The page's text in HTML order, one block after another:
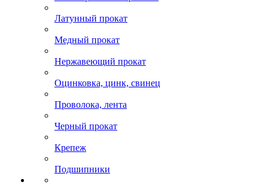
Латунный прокат
Медный прокат
Нержавеющий прокат
Оцинковка, цинк, свинец
Проволока, лента
Черный прокат
Крепеж
Подшипники